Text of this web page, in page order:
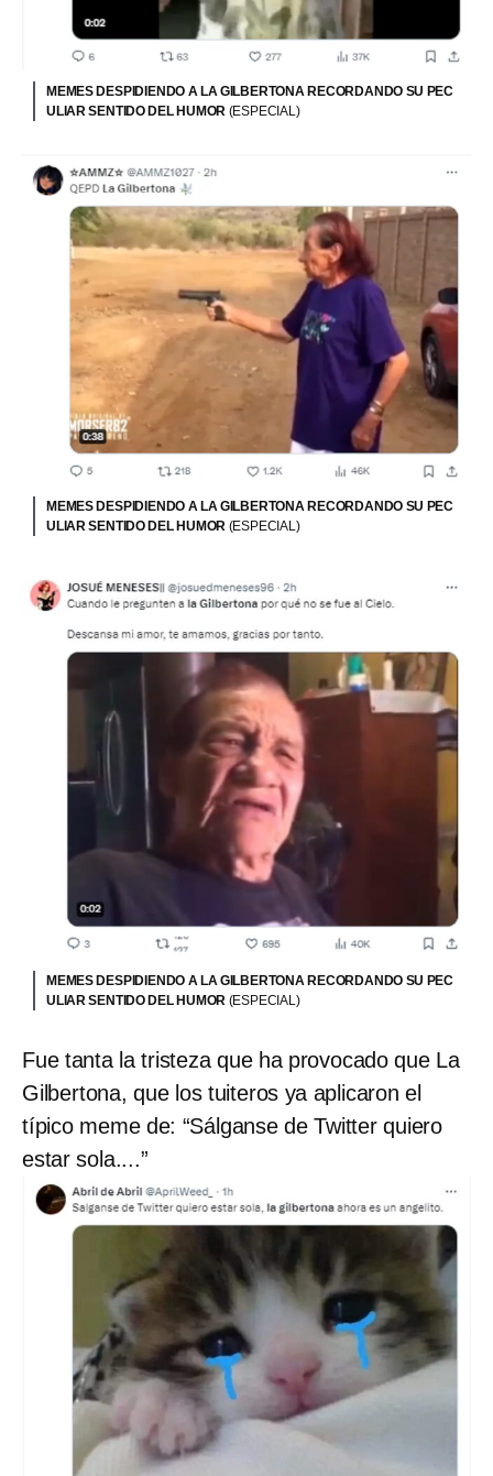
MEMES DESPIDIENDO A LA GILBERTONA RECORDANDO SU PEC
ULIAR SENTIDO DEL HUMOR (ESPECIAL)
MEMES DESPIDIENDO A LA GILBERTONA RECORDANDO SU PEC
ULIAR SENTIDO DEL HUMOR (ESPECIAL)
MEMES DESPIDIENDO A LA GILBERTONA RECORDANDO SU PEC
ULIAR SENTIDO DEL HUMOR (ESPECIAL)
Fue tanta la tristeza que ha provocado que La
Gilbertona, que los tuiteros ya aplicaron el
típico meme de: “Sálganse de Twitter quiero
estar sola....”